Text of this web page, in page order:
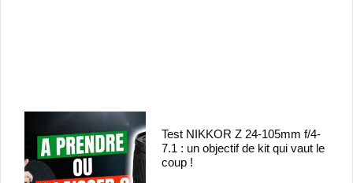
Test NIKKOR Z 24-105mm f/4-
7.1 : un objectif de kit qui vaut le
coup !